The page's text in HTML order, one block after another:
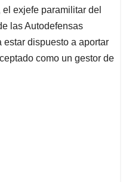
exjefe paramilitar del
las Autodefensas
dispuesto a aportar
como un gestor de